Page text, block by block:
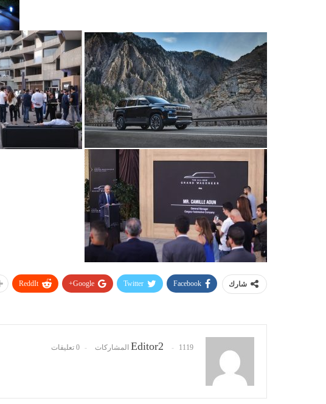
شارك Facebook
Twitter
Google+
ReddIt
Editor2 1119 المشاركات 0 تعليقات